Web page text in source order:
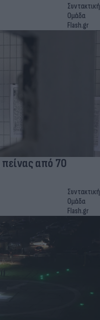
Συντακτική
Ομάδα
Flash.gr
από 70
Συντακτική
Ομάδα
Flash.gr